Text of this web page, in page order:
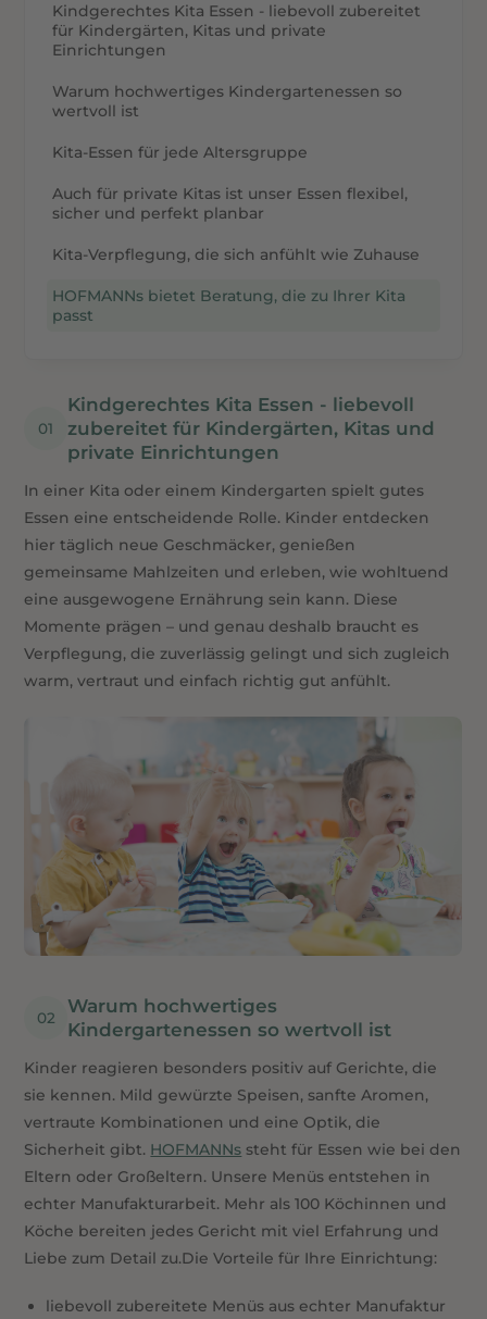
Kindgerechtes Kita Essen - liebevoll zubereitet
für Kindergärten, Kitas und private
Einrichtungen
Warum hochwertiges Kindergartenessen so
wertvoll ist
Kita-Essen für jede Altersgruppe
Auch für private Kitas ist unser Essen flexibel,
sicher und perfekt planbar
Kita-Verpflegung, die sich anfühlt wie Zuhause
HOFMANNs bietet Beratung, die zu Ihrer Kita
passt
Kindgerechtes Kita Essen - liebevoll
zubereitet für Kindergärten, Kitas und
private Einrichtungen
In einer Kita oder einem Kindergarten spielt gutes
Essen eine entscheidende Rolle. Kinder entdecken
hier täglich neue Geschmäcker, genießen
gemeinsame Mahlzeiten und erleben, wie wohltuend
eine ausgewogene Ernährung sein kann. Diese
Momente prägen – und genau deshalb braucht es
Verpflegung, die zuverlässig gelingt und sich zugleich
warm, vertraut und einfach richtig gut anfühlt.
Warum hochwertiges
Kindergartenessen so wertvoll ist
Kinder reagieren besonders positiv auf Gerichte, die
sie kennen. Mild gewürzte Speisen, sanfte Aromen,
vertraute Kombinationen und eine Optik, die
Sicherheit gibt. HOFMANNs steht für Essen wie bei den
Eltern oder Großeltern. Unsere Menüs entstehen in
echter Manufakturarbeit. Mehr als 100 Köchinnen und
Köche bereiten jedes Gericht mit viel Erfahrung und
Liebe zum Detail zu.Die Vorteile für Ihre Einrichtung:
liebevoll zubereitete Menüs aus echter Manufaktur